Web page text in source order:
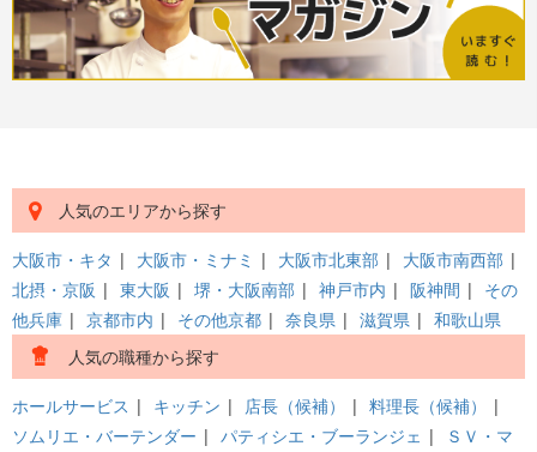
人気のエリアから探す
大阪市・キタ | 大阪市・ミナミ | 大阪市北東部 | 大阪市南西部 |
北摂・京阪 | 東大阪 | 堺・大阪南部 | 神戸市内 | 阪神間 | その
他兵庫 | 京都市内 | その他京都 | 奈良県 | 滋賀県 | 和歌山県
人気の職種から探す
ホールサービス | キッチン | 店長（候補） | 料理長（候補）
|
ソムリエ・バーテンダー | パティシエ・ブーランジェ |
ＳＶ・マ